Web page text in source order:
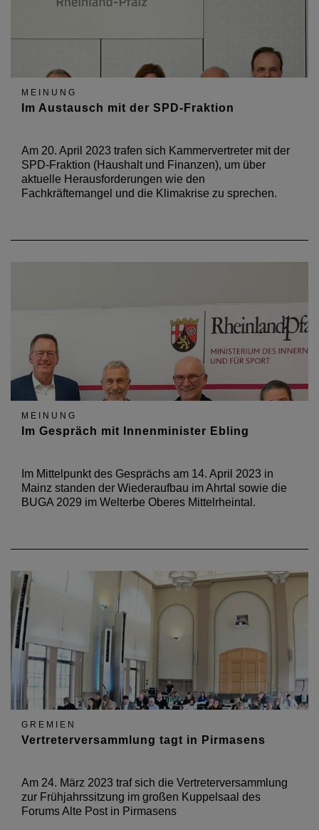
MEINUNG
Im Austausch mit der SPD-Fraktion
Am 20. April 2023 trafen sich Kammervertreter mit der
SPD-Fraktion (Haushalt und Finanzen), um über
aktuelle Herausforderungen wie den
Fachkräftemangel und die Klimakrise zu sprechen.
MEINUNG
Im Gespräch mit Innenminister Ebling
Im Mittelpunkt des Gesprächs am 14. April 2023 in
Mainz standen der Wiederaufbau im Ahrtal sowie die
BUGA 2029 im Welterbe Oberes Mittelrheintal.
GREMIEN
Vertreterversammlung tagt in Pirmasens
Am 24. März 2023 traf sich die Vertreterversammlung
zur Frühjahrssitzung im großen Kuppelsaal des
Forums Alte Post in Pirmasens